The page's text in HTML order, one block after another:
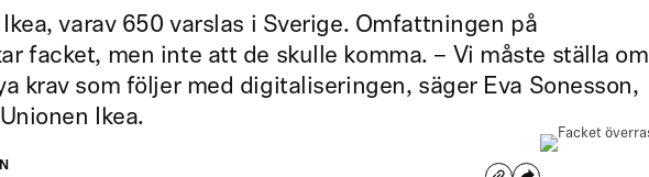
varav 650 varslas i Sverige. Omfattningen på
facket, men inte att de skulle komma. – Vi måste ställa om
krav som följer med digitaliseringen, säger Eva Sonesson,
Ikea.